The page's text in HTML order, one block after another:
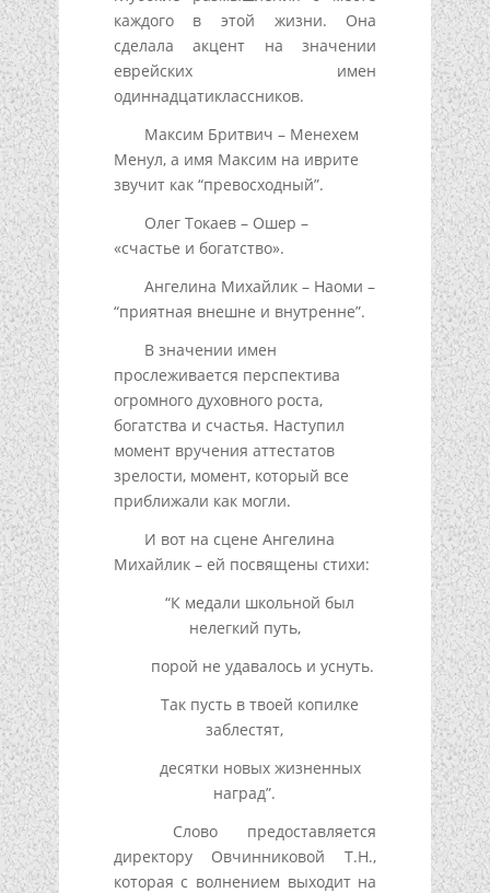
каждого в этой жизни. Она
сделала акцент на значении
еврейских имен
одиннадцатиклассников.
Максим Бритвич – Менехем
Менул, а имя Максим на иврите
звучит как “превосходный”.
Олег Токаев – Ошер –
«счастье и богатство».
Ангелина Михайлик – Наоми –
“приятная внешне и внутренне”.
В значении имен
прослеживается перспектива
огромного духовного роста,
богатства и счастья. Наступил
момент вручения аттестатов
зрелости, момент, который все
приближали как могли.
И вот на сцене Ангелина
Михайлик – ей посвящены стихи:
“К медали школьной был
нелегкий путь,
порой не удавалось и уснуть.
Так пусть в твоей копилке
заблестят,
десятки новых жизненных
наград”.
Слово предоставляется
директору Овчинниковой Т.Н.,
которая с волнением выходит на